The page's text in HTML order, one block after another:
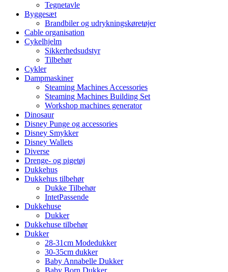
Tegnetavle
Byggesæt
Brandbiler og udrykningskøretøjer
Cable organisation
Cykelhjelm
Sikkerhedsudstyr
Tilbehør
Cykler
Dampmaskiner
Steaming Machines Accessories
Steaming Machines Building Set
Workshop machines generator
Dinosaur
Disney Punge og accessories
Disney Smykker
Disney Wallets
Diverse
Drenge- og pigetøj
Dukkehus
Dukkehus tilbehør
Dukke Tilbehør
IntetPassende
Dukkehuse
Dukker
Dukkehuse tilbehør
Dukker
28-31cm Modedukker
30-35cm dukker
Baby Annabelle Dukker
Baby Born Dukker